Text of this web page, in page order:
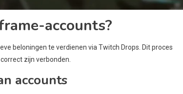
accounts?
beloningen te verdienen via Twitch Drops. Dit proces
zijn verbonden.
accounts